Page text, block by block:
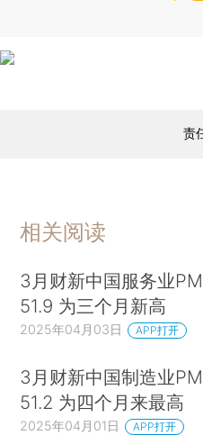
责
相关阅读
3月财新中国服务业
51.9 为三个月新高
2025年04月03日 APP打开
3月财新中国制造业
51.2 为四个月来最高
2025年04月01日 APP打开